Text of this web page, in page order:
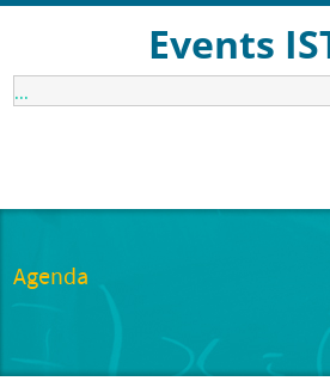
Events
...
Agenda